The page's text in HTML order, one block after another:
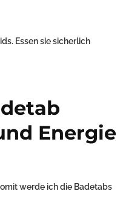
Essen sie sicherlich
Energie
werde ich die Badetabs